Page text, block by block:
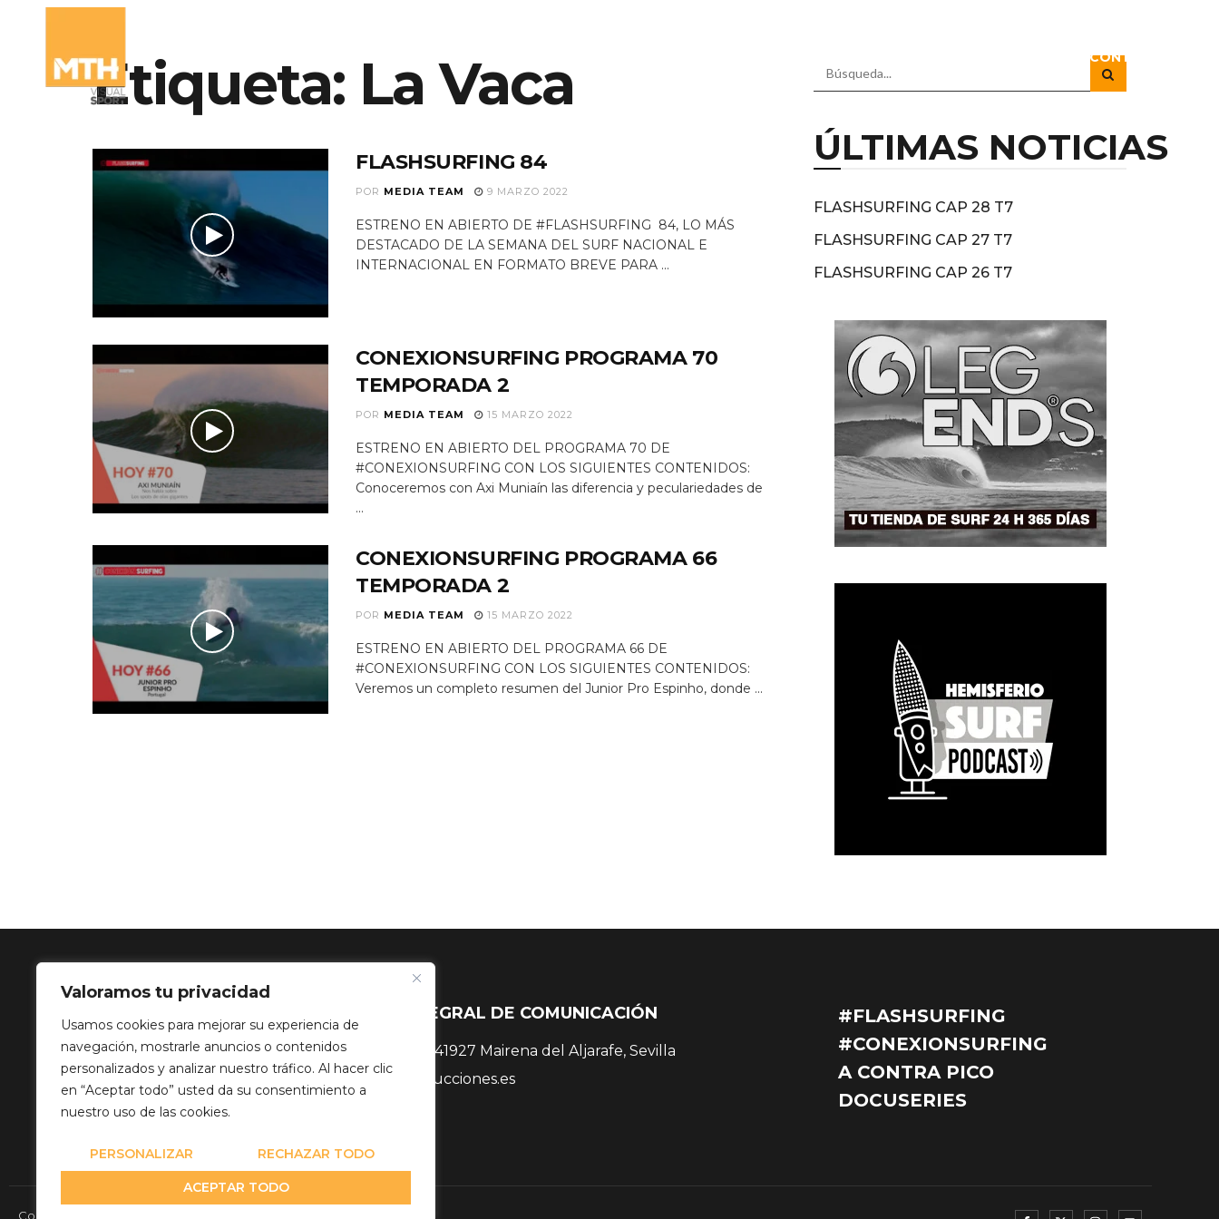
Valoramos tu privacidad
Usamos cookies para mejorar su experiencia de
navegación, mostrarle anuncios o contenidos
personalizados y analizar nuestro tráfico. Al hacer clic
en “Aceptar todo” usted da su consentimiento a
nuestro uso de las cookies.
PERSONALIZAR RECHAZAR TODO
ACEPTAR TODO
CONTACTO
Etiqueta: La Vaca
FLASHSURFING 84
POR MEDIA TEAM 9 MARZO 2022
ESTRENO EN ABIERTO DE #FLASHSURFING 84, LO MÁS
DESTACADO DE LA SEMANA DEL SURF NACIONAL E
INTERNACIONAL EN FORMATO BREVE PARA ...
CONEXIONSURFING PROGRAMA 70
TEMPORADA 2
POR MEDIA TEAM 15 MARZO 2022
ESTRENO EN ABIERTO DEL PROGRAMA 70 DE
#CONEXIONSURFING CON LOS SIGUIENTES CONTENIDOS:
Conoceremos con Axi Muniaín las diferencia y peculariedades de
...
CONEXIONSURFING PROGRAMA 66
TEMPORADA 2
POR MEDIA TEAM 15 MARZO 2022
ESTRENO EN ABIERTO DEL PROGRAMA 66 DE
#CONEXIONSURFING CON LOS SIGUIENTES CONTENIDOS:
Veremos un completo resumen del Junior Pro Espinho, donde ...
ÚLTIMAS NOTICIAS
FLASHSURFING CAP 28 T7
FLASHSURFING CAP 27 T7
FLASHSURFING CAP 26 T7
SOLUCIÓN INTEGRAL DE COMUNICACIÓN
Calle Balance, 38, 41927 Mairena del Aljarafe, Sevilla
info@mediatproducciones.es
#FLASHSURFING
#CONEXIONSURFING
A CONTRA PICO
DOCUSERIES
Copyright© 2026 Media Team Producciones - Reserved